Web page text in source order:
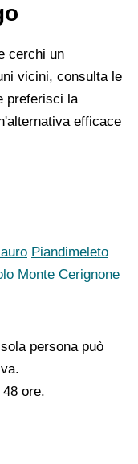
cerchi un
vicini, consulta le
preferisci la
efficace
Piandimeleto
Monte Cerignone
persona può
ore.